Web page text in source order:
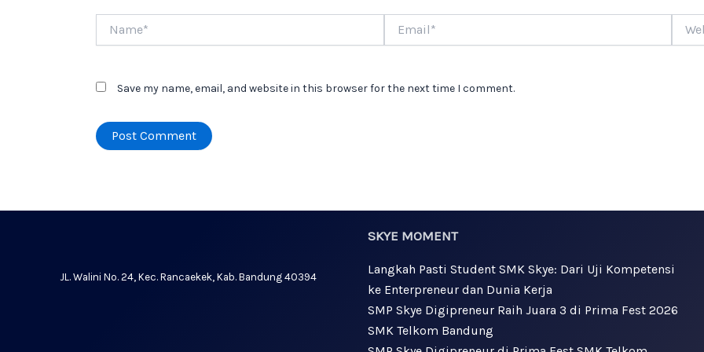
Save my name, email, and website in this browser for the next time I comment.
JL. Walini No. 24, Kec. Rancaekek, Kab. Bandung 40394
SKYE MOMENT
Langkah Pasti Student SMK Skye: Dari Uji Kompetensi
ke Enterpreneur dan Dunia Kerja
SMP Skye Digipreneur Raih Juara 3 di Prima Fest 2026
SMK Telkom Bandung